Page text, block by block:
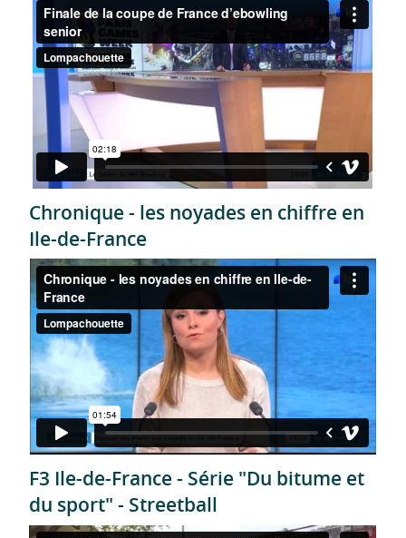
Chronique - les noyades en chiffre en
Ile-de-France
F3 Ile-de-France - Série "Du bitume et
du sport" - Streetball